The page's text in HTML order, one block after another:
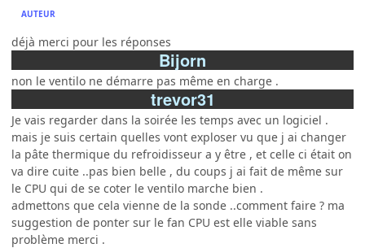
AUTEUR
déjà merci pour les réponses
Bijorn
non le ventilo ne démarre pas même en charge .
trevor31
Je vais regarder dans la soirée les temps avec un logiciel .
mais je suis certain quelles vont exploser vu que j ai changer
la pâte thermique du refroidisseur a y être , et celle ci était on
va dire cuite ..pas bien belle , du coups j ai fait de même sur
le CPU qui de se coter le ventilo marche bien .
admettons que cela vienne de la sonde ..comment faire ? ma
suggestion de ponter sur le fan CPU est elle viable sans
problème merci .